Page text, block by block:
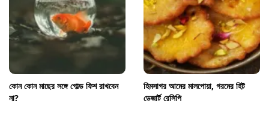
কোন কোন মাছের সঙ্গে গোল্ড ফিশ রাখবেন
না?
হিমসাগর আমের মালপোয়া, গরমের হিট
ডেজার্ট রেসিপি